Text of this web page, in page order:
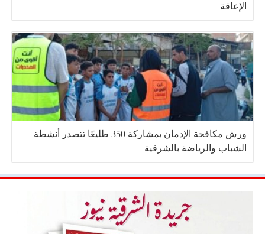
الإعاقة
ورش مكافحة الإدمان بمشاركة 350 طليعًا تتصدر أنشطة
الشباب والرياضة بالشرقية